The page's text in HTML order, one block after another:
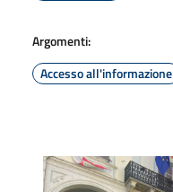
Argomenti:
Accesso all'informazione